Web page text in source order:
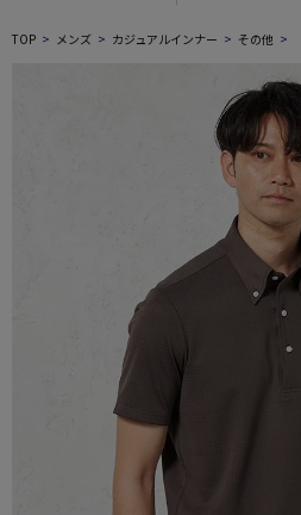
TOP メンズ カジュアルインナー その他